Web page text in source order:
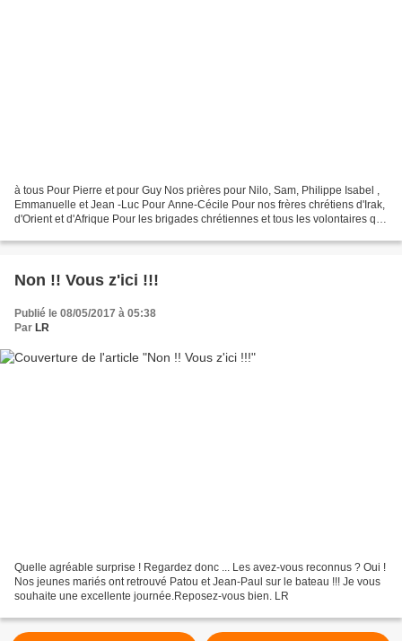
à tous Pour Pierre et pour Guy Nos prières pour Nilo, Sam, Philippe Isabel ,
Emmanuelle et Jean -Luc Pour Anne-Cécile Pour nos frères chrétiens d'Irak,
d'Orient et d'Afrique Pour les brigades chrétiennes et tous les volontaires qui
Non !! Vous z'ici !!!
Publié le 08/05/2017 à 05:38
Par LR
Quelle agréable surprise ! Regardez donc ... Les avez-vous reconnus ? Oui !
Nos jeunes mariés ont retrouvé Patou et Jean-Paul sur le bateau !!! Je vous
souhaite une excellente journée.Reposez-vous bien. LR